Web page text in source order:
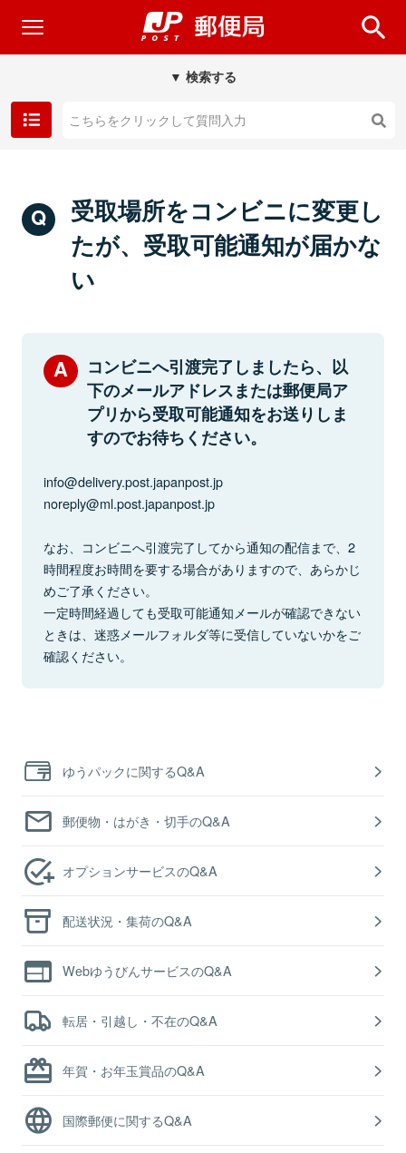
▼ 検索する
受取場所をコンビニに変更し
たが、受取可能通知が届かな
い
コンビニへ引渡完了しましたら、以
下のメールアドレスまたは郵便局ア
プリから受取可能通知をお送りしま
すのでお待ちください。
info@delivery.post.japanpost.jp
noreply@ml.post.japanpost.jp
なお、コンビニへ引渡完了してから通知の配信まで、2
時間程度お時間を要する場合がありますので、あらかじ
めご了承ください。
一定時間経過しても受取可能通知メールが確認できない
ときは、迷惑メールフォルダ等に受信していないかをご
確認ください。
ゆうパックに関するQ&A
郵便物・はがき・切手のQ&A
オプションサービスのQ&A
配送状況・集荷のQ&A
WebゆうびんサービスのQ&A
転居・引越し・不在のQ&A
年賀・お年玉賞品のQ&A
国際郵便に関するQ&A